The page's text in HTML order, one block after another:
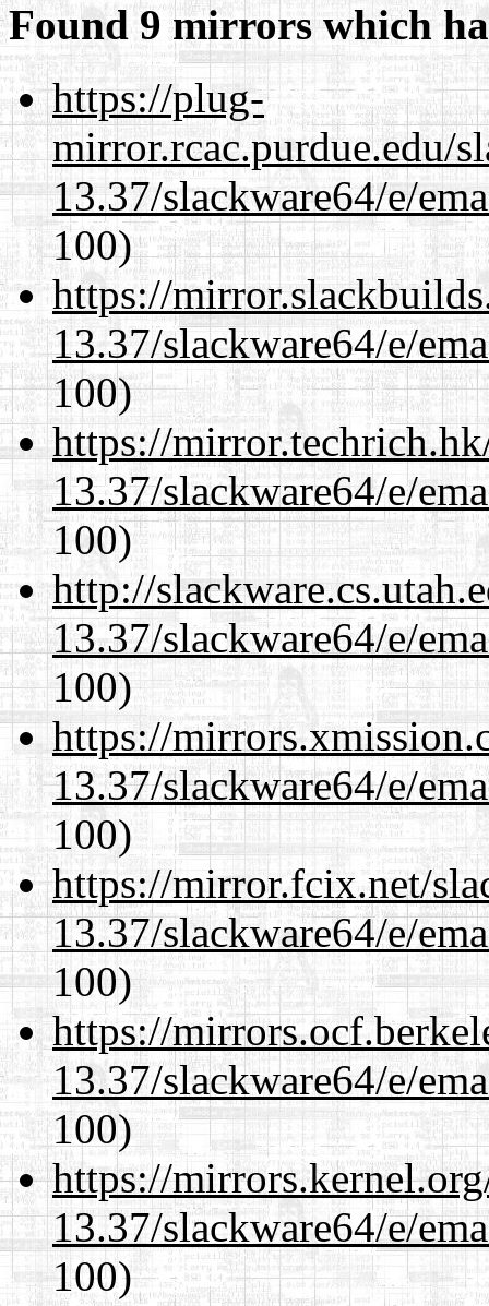
Found 9 mirrors which
https://plug-
mirror.rcac.purdue.edu/
13.37/slackware64/e/
100)
https://
13.37/slackware64/e/
100)
https://
13.37/slackware64/e/
100)
http://
13.37/slackware64/e/
100)
https://
13.37/slackware64/e/
100)
https://mirror.fcix.net/
13.37/slackware64/e/
100)
https://
13.37/slackware64/e/
100)
https://
13.37/slackware64/e/
100)